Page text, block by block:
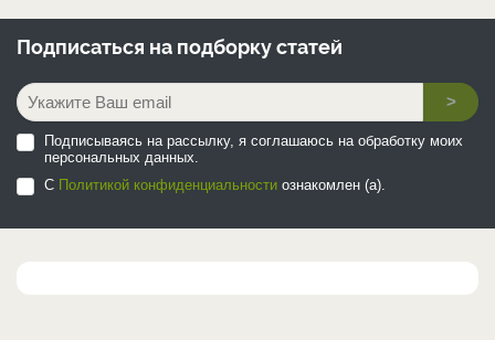
Подписаться на подборку статей
>
Подписываясь на рассылку, я соглашаюсь на обработку моих
персональных данных.
С Политикой конфиденциальности ознакомлен (а).